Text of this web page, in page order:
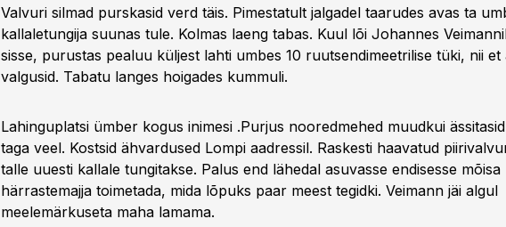
Valvuri silmad purskasid verd täis. Pimestatult jalgadel taarudes avas ta
kallaletungija suunas tule. Kolmas laeng tabas. Kuul lõi Johannes
sisse, purustas pealuu küljest lahti umbes 10 ruutsendimeetrilise tüki, nii et
valgusid. Tabatu langes hoigades kummuli.
Lahinguplatsi ümber kogus inimesi .Purjus nooredmehed muudkui
taga veel. Kostsid ähvardused Lompi aadressil. Raskesti haavatud
talle uuesti kallale tungitakse. Palus end lähedal asuvasse endisesse mõisa
härrastemajja toimetada, mida lõpuks paar meest tegidki. Veimann jäi algul
meelemärkuseta maha lamama.